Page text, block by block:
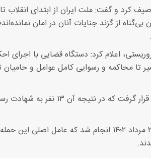
کرد و گفت: ملت ایران از ابتدای انقلاب
از گزند جنایات آنان در امان
اعلام کرد: دستگاه قضایی با اجرای
تا محاکمه و رسوایی کامل عوامل و حامیان
حرم شاهچراغ(ع) چهارشنبه چهارم آبان سال ۱۴۰۱ مورد حمله تروریستی داعش قرار گرفت
دومین حمله تروریستی به حرم مطهر حضرت احمد بن موسی شاهچراغ (ع) ۲۲ مرداد ۱۴۰۲ انجام شد که عامل اصلی